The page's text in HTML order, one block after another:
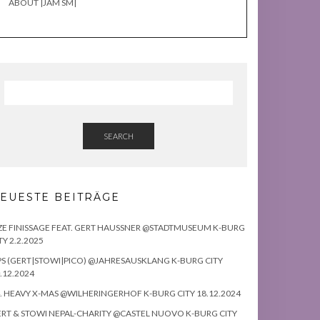
ABOUT |JAM SM|
SEARCH
BEITRÄGE
FINISSAGE FEAT. GERT HAUSSNER @STADTMUSEUM K-BURG
2.2.2025
(GERT|STOWI|PICO) @JAHRESAUSKLANG K-BURG CITY
HEAVY X-MAS @WILHERINGERHOF K-BURG CITY 18.12.2024
& STOWI NEPAL-CHARITY @CASTEL NUOVO K-BURG CITY